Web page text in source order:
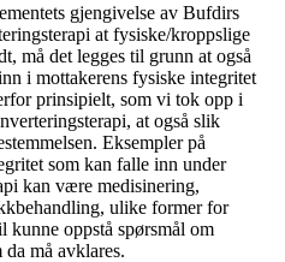
gjengivelse av Bufdirs
at fysiske/kroppslige
må det legges til grunn at også
i mottakerens fysiske integritet
prinsipielt, som vi tok opp i
at også slik
Eksempler på
som kan falle inn under
kan være medisinering,
ulike former for
kunne oppstå spørsmål om
må avklares.